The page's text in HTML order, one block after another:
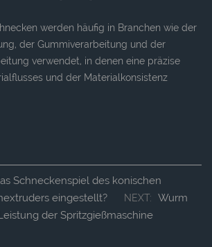
werden häufig in Branchen wie der
der Gummiverarbeitung und der
verwendet, in denen eine präzise
und der Materialkonsistenz
Schneckenspiel des konischen
eingestellt? NEXT:
Wurm
der Spritzgießmaschine